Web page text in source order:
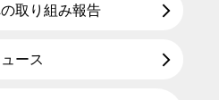
取り組み報告
ース